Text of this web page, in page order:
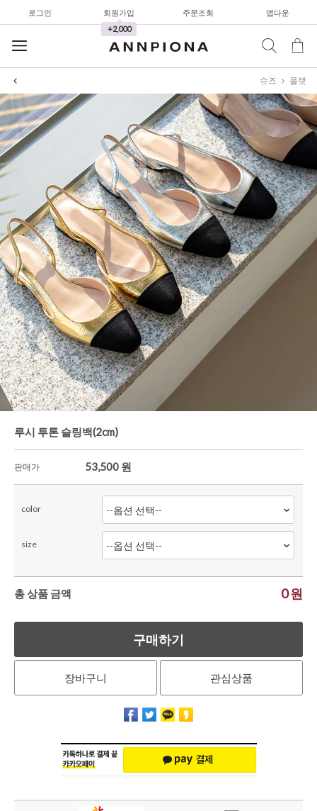
로그인 회원가입
+2,000
주문조회 앱다운
한정세일
셔츠&블라우스
가디건/니트
와이드팬츠
한정세일
셔츠&블라우스
가디건/니트
와이드팬츠
한정세일
슈즈 플랫
루시 투톤 슬링백(2cm)
판매가 53,500 원
color
size
총 상품 금액 0원
구매하기
장바구니 관심상품